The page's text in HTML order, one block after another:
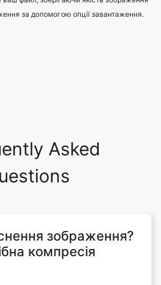
зображення?
спрямоване на
та неактуальності
для більш